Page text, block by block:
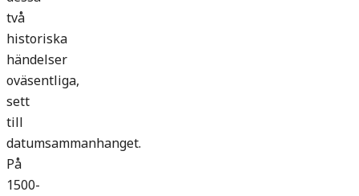
två
historiska
händelser
oväsentliga,
sett
till
datumsammanhanget.
På
1500-